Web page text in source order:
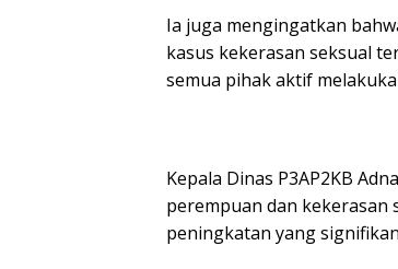
Ia juga mengingatkan
kasus kekerasan seksual
semua pihak aktif
Kepala Dinas P3AP2KB
perempuan dan kekerasan
peningkatan yang